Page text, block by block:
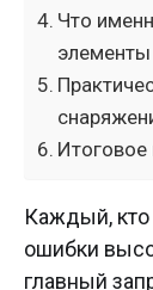
Что
элементы
Итоговое
Каждый, кто
ошибки
главный